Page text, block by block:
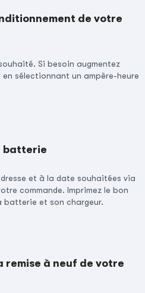
de votre
Si besoin augmentez
sélectionnant un ampère-heure
batterie
et à la date souhaitées via
commande. Imprimez le bon
batterie et son chargeur.
remise à neuf de votre